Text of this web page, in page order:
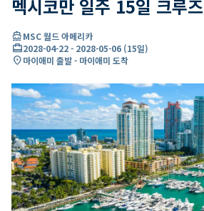
멕시코만 일주 15일 크루즈
directions_boatMSC 월드 아메리카
card_travel2028-04-22- 2028-05-06 (15일)
location_on마이애미 출발 - 마이애미 도착